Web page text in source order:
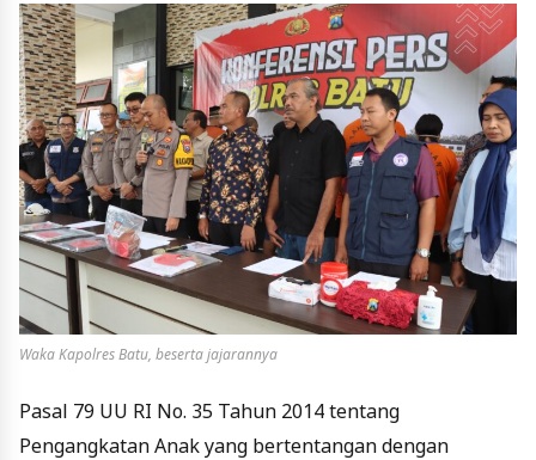
Waka Kapolres Batu, beserta jajarannya
Pasal 79 UU RI No. 35 Tahun 2014 tentang
Pengangkatan Anak yang bertentangan dengan